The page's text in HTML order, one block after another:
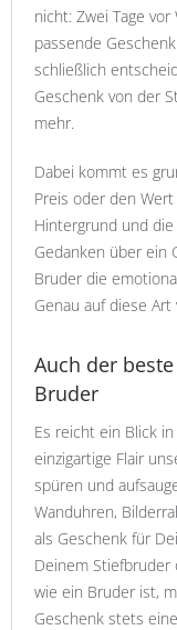
nicht: Zwei Tage
passende
schließlich
Geschenk von der
mehr.
Dabei kommt es
Preis oder den
Hintergrund und
Gedanken über ein
Bruder die
Genau auf diese
Auch der
Bruder
Es reicht ein Blick
einzigartige Flair
spüren und
Wanduhren,
als Geschenk für
Deinem
wie ein Bruder ist,
Geschenk stets